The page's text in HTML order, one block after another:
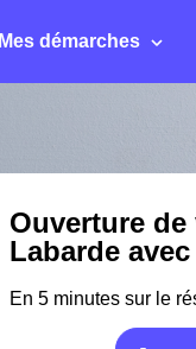
Mes démarches